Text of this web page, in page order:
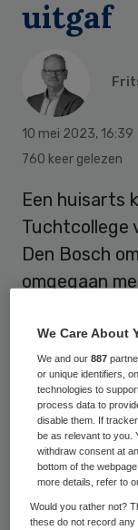
uitgaf
10 mei 2023, 16:39
760 keer gelezen
Een huisarts
Tuchtcollege
Den Bosch
omgegaan
de
op reis
de bewijzen
uitgeven.
De arts had
alleen een
We Care About
We and our887
or unique identifiers,
technologies to
process data to
disable them. If
be as relevant to you.
withdraw consent at
bottom of the
more details, refer to
Would you rather not?
these do not record